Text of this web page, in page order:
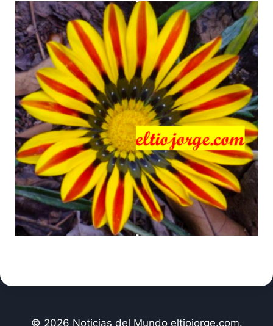
© 2026 Noticias del Mundo eltiojorge.com.